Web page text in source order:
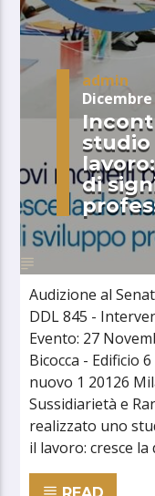
admin
Dicembre
studio
di
Audizione al
DDL 845 -
Evento: 27
Bicocca - Edificio
nuovo 1 20126
Sussidiarietà e
realizzato uno
il lavoro: cresce